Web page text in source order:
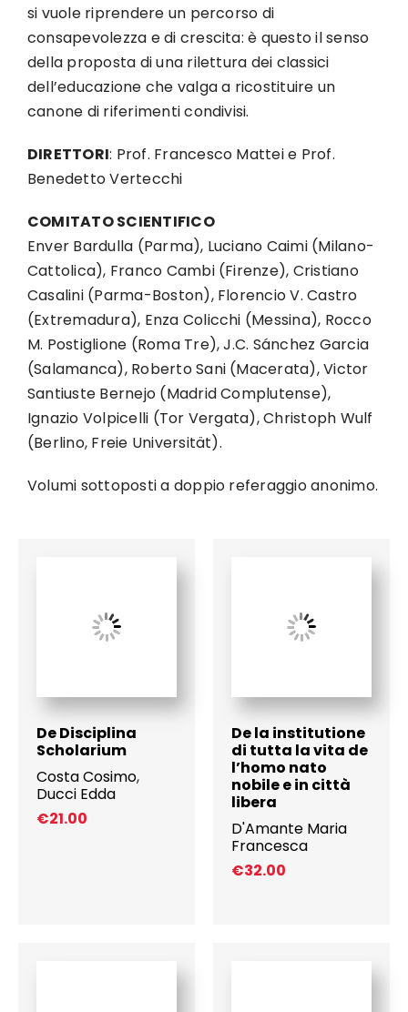
si vuole riprendere un percorso di
consapevolezza e di crescita: è questo il senso
della proposta di una rilettura dei classici
dell’educazione che valga a ricostituire un
canone di riferimenti condivisi.
DIRETTORI: Prof. Francesco Mattei e Prof.
Benedetto Vertecchi
COMITATO SCIENTIFICO
Enver Bardulla (Parma), Luciano Caimi (Milano-
Cattolica), Franco Cambi (Firenze), Cristiano
Casalini (Parma-Boston), Florencio V. Castro
(Extremadura), Enza Colicchi (Messina), Rocco
M. Postiglione (Roma Tre), J.C. Sánchez Garcia
(Salamanca), Roberto Sani (Macerata), Victor
Santiuste Bernejo (Madrid Complutense),
Ignazio Volpicelli (Tor Vergata), Christoph Wulf
(Berlino, Freie Universität).
Volumi sottoposti a doppio referaggio anonimo.
De Disciplina
Scholarium
Costa Cosimo,
Ducci Edda
€21.00
De la institutione
di tutta la vita de
l’homo nato
nobile e in città
libera
D'Amante Maria
Francesca
€32.00